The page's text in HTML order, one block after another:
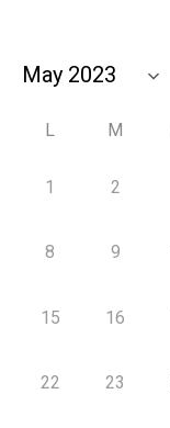
L M
1 2
8 9
15 16
22 23